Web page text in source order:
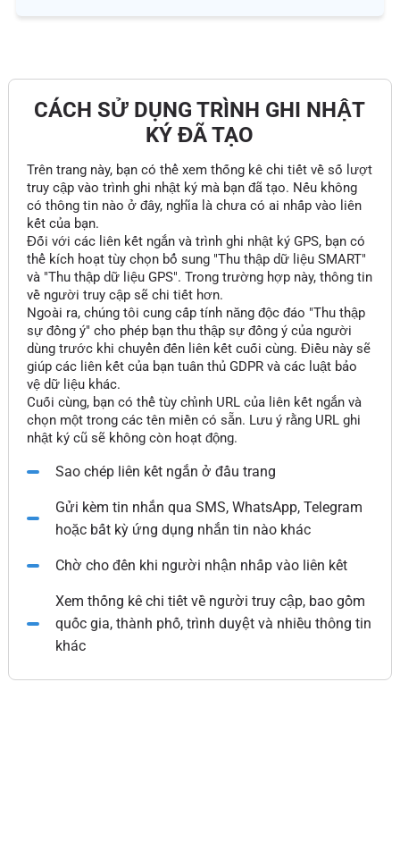
CÁCH SỬ DỤNG TRÌNH GHI NHẬT
KÝ ĐÃ TẠO
Trên trang này, bạn có thể xem thống kê chi tiết về số lượt
truy cập vào trình ghi nhật ký mà bạn đã tạo. Nếu không
có thông tin nào ở đây, nghĩa là chưa có ai nhấp vào liên
kết của bạn.
Đối với các liên kết ngắn và trình ghi nhật ký GPS, bạn có
thể kích hoạt tùy chọn bổ sung "Thu thập dữ liệu SMART"
và "Thu thập dữ liệu GPS". Trong trường hợp này, thông tin
về người truy cập sẽ chi tiết hơn.
Ngoài ra, chúng tôi cung cấp tính năng độc đáo "Thu thập
sự đồng ý" cho phép bạn thu thập sự đồng ý của người
dùng trước khi chuyển đến liên kết cuối cùng. Điều này sẽ
giúp các liên kết của bạn tuân thủ GDPR và các luật bảo
vệ dữ liệu khác.
Cuối cùng, bạn có thể tùy chỉnh URL của liên kết ngắn và
chọn một trong các tên miền có sẵn. Lưu ý rằng URL ghi
nhật ký cũ sẽ không còn hoạt động.
Sao chép liên kết ngắn ở đầu trang
Gửi kèm tin nhắn qua SMS, WhatsApp, Telegram
hoặc bất kỳ ứng dụng nhắn tin nào khác
Chờ cho đến khi người nhận nhấp vào liên kết
Xem thống kê chi tiết về người truy cập, bao gồm
quốc gia, thành phố, trình duyệt và nhiều thông tin
khác